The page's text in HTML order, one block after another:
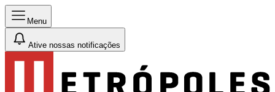
Menu
Ative nossas notificações